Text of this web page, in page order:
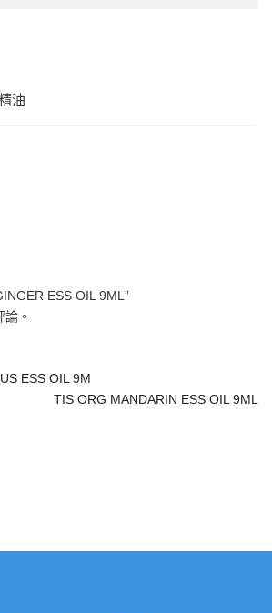
油
ESS OIL 9ML”
。
ESS OIL 9M
TIS ORG MANDARIN ESS OIL 9ML